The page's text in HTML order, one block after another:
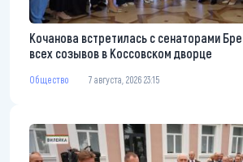
Кочанова встретилась с сенаторами
всех созывов в Коссовском дворце
Общество 7 августа, 2026 23:15